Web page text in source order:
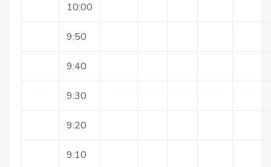
10:00
9:50
9:40
9:30
9:20
9:10